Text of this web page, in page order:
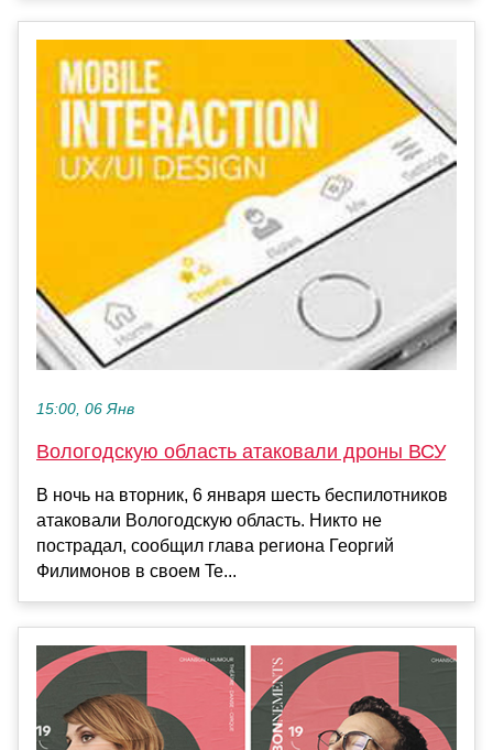
15:00, 06 Янв
Вологодскую область атаковали дроны ВСУ
В ночь на вторник, 6 января шесть беспилотников
атаковали Вологодскую область. Никто не
пострадал, сообщил глава региона Георгий
Филимонов в своем Te...